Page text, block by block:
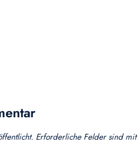
Erforderliche Felder sind mit